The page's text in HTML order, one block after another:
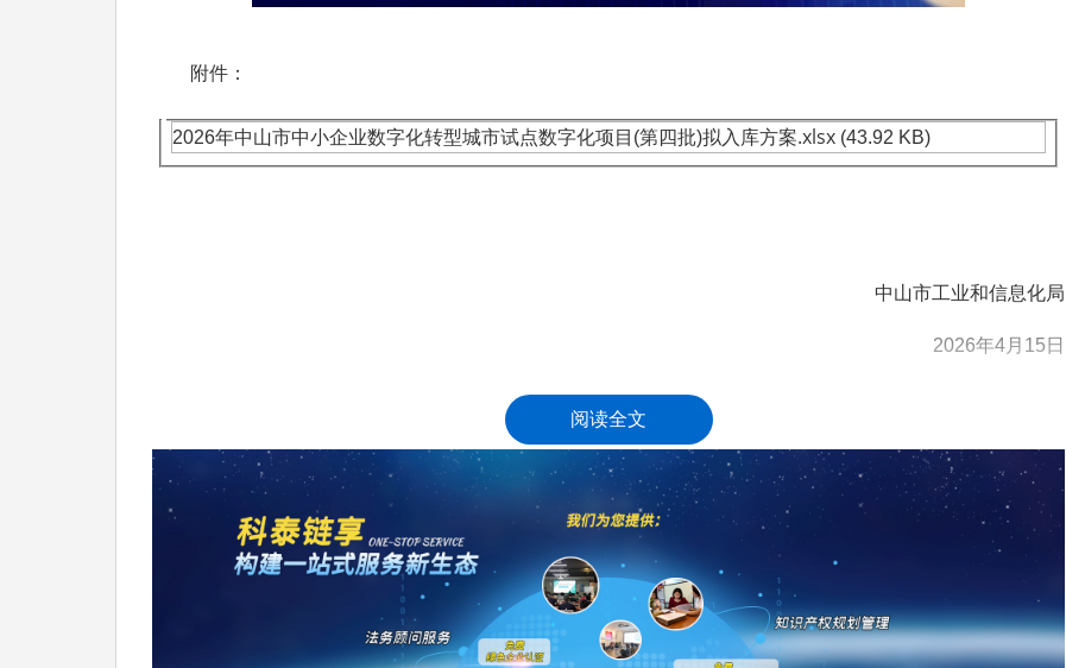
附件：
2026年中山市中小企业数字化转型城市试点数字化项目(第四批)拟入库方案.xlsx (43.92 KB)
中山市工业和信息化局
2026年4月15日
科泰集团(https://www.gdktzx.com/)成立17年来，致力于提供 高新技术企业认定
定、省市工程中心认定、省市企业技术中心认定、省市工业设计中心认定、省市重点实验室认定、新型研发机
构认定、
专精特新中小企业 、专精特新“小巨人”、制造业单项冠军、专利软著申请、 研发费用 加计扣除
两化
融合贯标
认证、科技型中小企业评价入库、创新创业大赛、专利奖、科学技术奖、 科技成果评价 、
科技成果转
等服务。关注【科小泰】公众号，及时获取最新科技项目资讯！
阅读全文